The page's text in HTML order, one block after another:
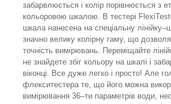
забарвлюється і колір порівнюється з
кольоровою шкалою. В тестері
шкала нанесена на спеціальну
значно велику колірну гаму, що
точність вимірювань. Переміщайте
не знайдете збіг кольору на шкалі і
віконці. Все дуже легко і просто! Але
флекситестера те, що його можна
вимірювання 36–ти параметрів води,